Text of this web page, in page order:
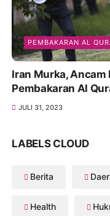
PEMBAKARAN AL
Iran Murka,
Pembakaran Al
JULI 31, 2023
LABELS CLOUD
Berita
Health